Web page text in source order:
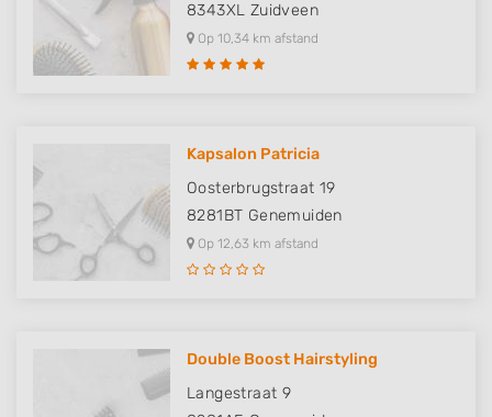
8343XL Zuidveen
Op 10,34 km afstand
Kapsalon Patricia
Oosterbrugstraat 19
8281BT Genemuiden
Op 12,63 km afstand
Double Boost Hairstyling
Langestraat 9